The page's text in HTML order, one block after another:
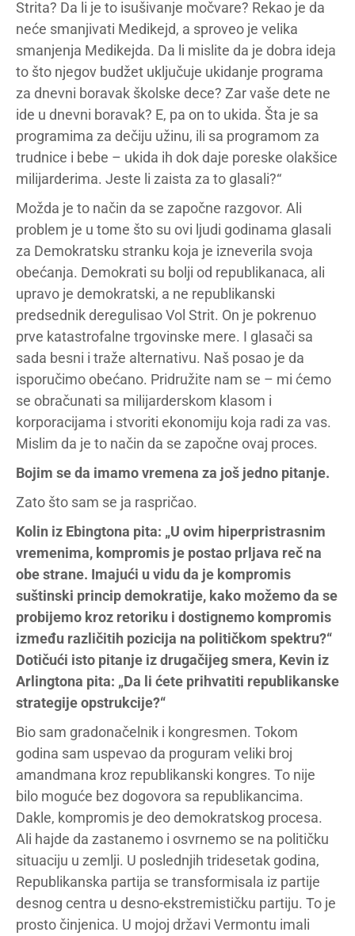
Strita? Da li je to isušivanje močvare? Rekao je da
neće smanjivati Medikejd, a sproveo je velika
smanjenja Medikejda. Da li mislite da je dobra ideja
to što njegov budžet uključuje ukidanje programa
za dnevni boravak školske dece? Zar vaše dete ne
ide u dnevni boravak? E, pa on to ukida. Šta je sa
programima za dečiju užinu, ili sa programom za
trudnice i bebe – ukida ih dok daje poreske olakšice
milijarderima. Jeste li zaista za to glasali?“
Možda je to način da se započne razgovor. Ali
problem je u tome što su ovi ljudi godinama glasali
za Demokratsku stranku koja je izneverila svoja
obećanja. Demokrati su bolji od republikanaca, ali
upravo je demokratski, a ne republikanski
predsednik deregulisao Vol Strit. On je pokrenuo
prve katastrofalne trgovinske mere. I glasači sa
sada besni i traže alternativu. Naš posao je da
isporučimo obećano. Pridružite nam se – mi ćemo
se obračunati sa milijarderskom klasom i
korporacijama i stvoriti ekonomiju koja radi za vas.
Mislim da je to način da se započne ovaj proces.
Bojim se da imamo vremena za još jedno pitanje.
Zato što sam se ja raspričao.
Kolin iz Ebingtona pita: „U ovim hiperpristrasnim
vremenima, kompromis je postao prljava reč na
obe strane. Imajući u vidu da je kompromis
suštinski princip demokratije, kako možemo da se
probijemo kroz retoriku i dostignemo kompromis
između različitih pozicija na političkom spektru?“
Dotičući isto pitanje iz drugačijeg smera, Kevin iz
Arlingtona pita: „Da li ćete prihvatiti republikanske
strategije opstrukcije?“
Bio sam gradonačelnik i kongresmen. Tokom
godina sam uspevao da proguram veliki broj
amandmana kroz republikanski kongres. To nije
bilo moguće bez dogovora sa republikancima.
Dakle, kompromis je deo demokratskog procesa.
Ali hajde da zastanemo i osvrnemo se na političku
situaciju u zemlji. U poslednjih tridesetak godina,
Republikanska partija se transformisala iz partije
desnog centra u desno-ekstremističku partiju. To je
prosto činjenica. U mojoj državi Vermontu imali